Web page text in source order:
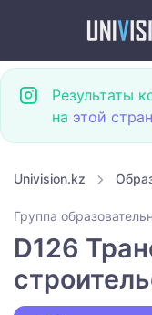
Результаты
на этой
Univision.kz
Группа
D126